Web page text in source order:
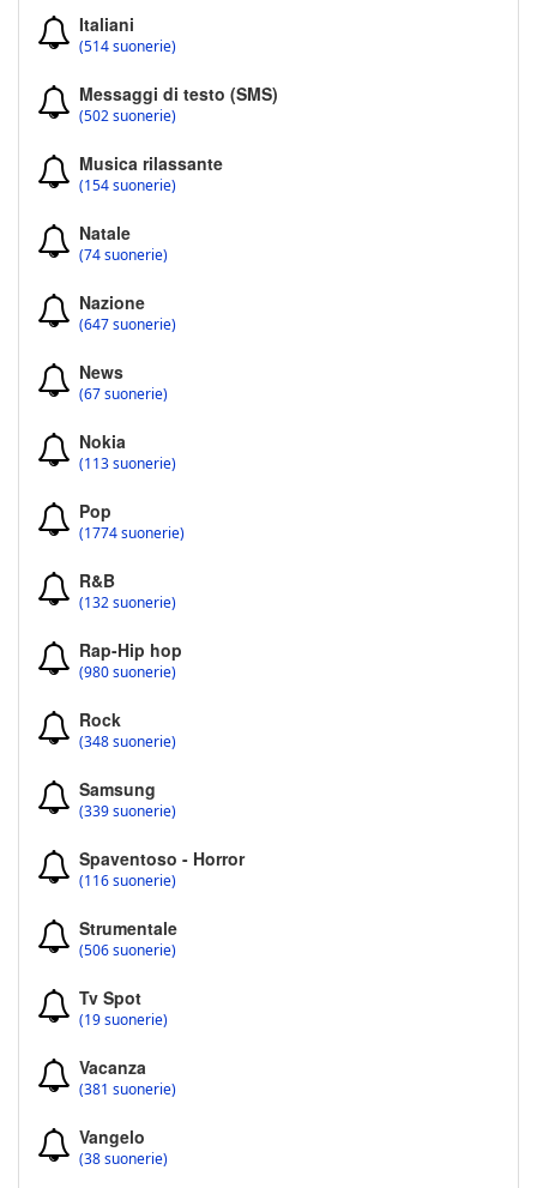
Italiani
(514 suonerie)
Messaggi di testo (SMS)
(502 suonerie)
Musica rilassante
(154 suonerie)
Natale
(74 suonerie)
Nazione
(647 suonerie)
News
(67 suonerie)
Nokia
(113 suonerie)
Pop
(1774 suonerie)
R&B
(132 suonerie)
Rap-Hip hop
(980 suonerie)
Rock
(348 suonerie)
Samsung
(339 suonerie)
Spaventoso - Horror
(116 suonerie)
Strumentale
(506 suonerie)
Tv Spot
(19 suonerie)
Vacanza
(381 suonerie)
Vangelo
(38 suonerie)